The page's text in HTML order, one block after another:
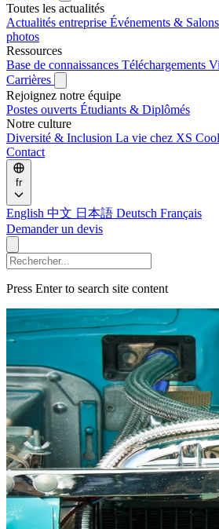
Toutes les actualités
Actualités entreprise Événements & Salons
photos
Ressources
Base de connaissances Téléchargements
Carrières
Rejoignez notre équipe
Postes ouverts Étudiants & Diplômés
Notre culture
Diversité & Inclusion La vie chez XS
Contact
fr
English 中文 日本語 Deutsch Français
Demander un devis
Press Enter to search site content